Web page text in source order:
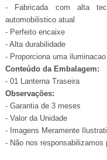
- Fabricada com alta
automobilistico atual
- Perfeito encaixe
- Alta durabilidade
- Proporciona uma
Conteúdo da Embalagem:
- 01 Lanterna Traseira
Observações:
- Garantia de 3 meses
- Valor da Unidade
- Imagens Meramente
- Não nos responsabilizamos